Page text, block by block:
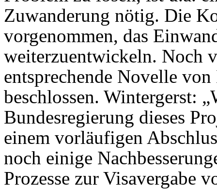
Zuwanderung nötig. Die
vorgenommen, das
weiterzuentwickeln. Noch
entsprechende Novelle
beschlossen. Wintergerst:
Bundesregierung dieses
einem vorläufigen
noch einige
Prozesse zur Visavergabe